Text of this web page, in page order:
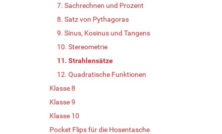
7. Sachrechnen und Prozent
8. Satz von Pythagoras
9. Sinus, Kosinus und Tangens
10. Stereometrie
11. Strahlensätze
12. Quadratische Funktionen
Klasse 8
Klasse 9
Klasse 10
Pocket Flips für die Hosentasche